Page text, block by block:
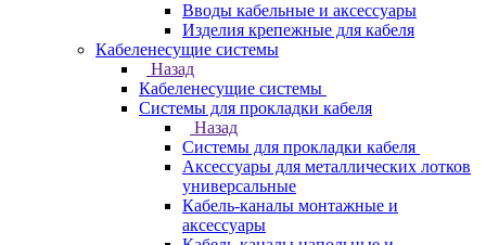
Вводы кабельные и аксессуары
Изделия крепежные для кабеля
Кабеленесущие системы
Назад
Кабеленесущие системы
Системы для прокладки кабеля
Назад
Системы для прокладки кабеля
Аксессуары для металлических лотков
универсальные
Кабель-каналы монтажные и
аксессуары